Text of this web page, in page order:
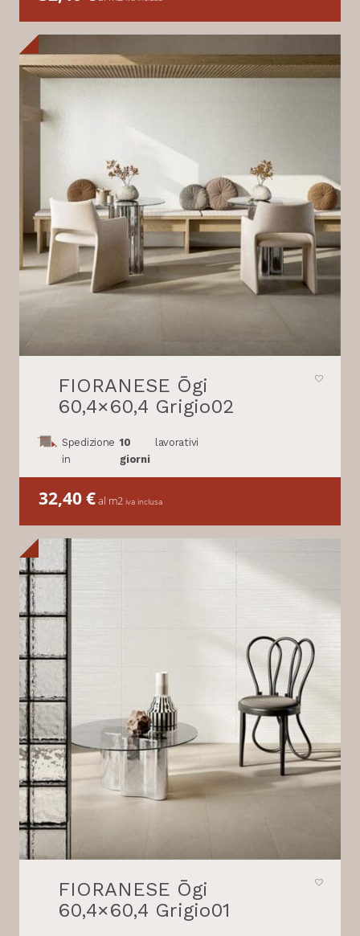
FIORANESE Ōgi
60,4×60,4 Grigio02
Spedizione
in
10
giorni
lavorativi
32,40€al m2 iva inclusa
FIORANESE Ōgi
60,4×60,4 Grigio01